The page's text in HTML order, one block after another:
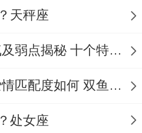
这类人群在周期性压
了新思路！
天秤座
处女座女生性格脾气及弱点揭秘 十个特点惊人！
双鱼座和天秤座的爱情匹配度如何 双鱼天秤缘分会怎样
处女座